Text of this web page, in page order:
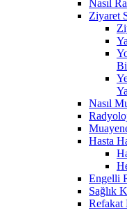
Nasıl
Ziyaret
Nasıl
Hasta
Engelli
Sağlık
Refakat